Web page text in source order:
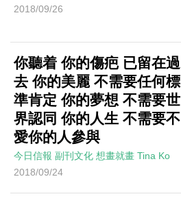
2018/09/26
你聽着 你的傷疤 已留在過
去 你的美麗 不需要任何標
準肯定 你的夢想 不需要世
界認同 你的人生 不需要不
愛你的人參與
今日信報 副刊文化 想畫就畫 Tina Ko
2018/09/24